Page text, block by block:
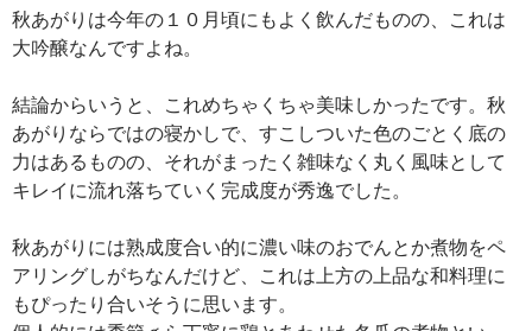
秋あがりは今年の１０月頃にもよく飲んだものの、これは
大吟醸なんですよね。
結論からいうと、これめちゃくちゃ美味しかったです。秋
あがりならではの寝かしで、すこしついた色のごとく底の
力はあるものの、それがまったく雑味なく丸く風味として
キレイに流れ落ちていく完成度が秀逸でした。
秋あがりには熟成度合い的に濃い味のおでんとか煮物をペ
アリングしがちなんだけど、これは上方の上品な和料理に
もぴったり合いそうに思います。